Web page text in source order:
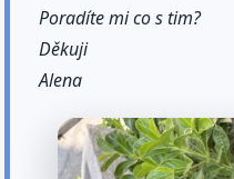
Poradíte mi co s tim?
Děkuji
Alena